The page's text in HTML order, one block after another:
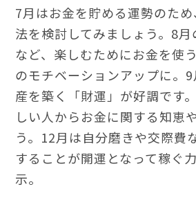
7月はお金を貯める運勢のた
法を検討してみましょう。8月
など、楽しむためにお金を使
のモチベーションアップに。
産を築く「財運」が好調です
しい人からお金に関する知恵
う。12月は自分磨きや交際費
することが開運となって稼ぐ
示。